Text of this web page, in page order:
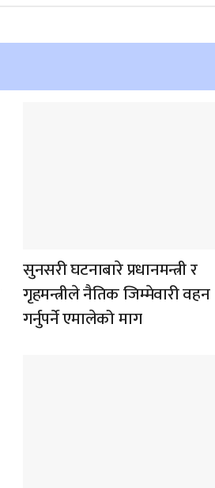
सुनसरी घटनाबारे प्रधानमन्त्री र
गृहमन्त्रीले नैतिक जिम्मेवारी वहन
गर्नुपर्ने एमालेको माग